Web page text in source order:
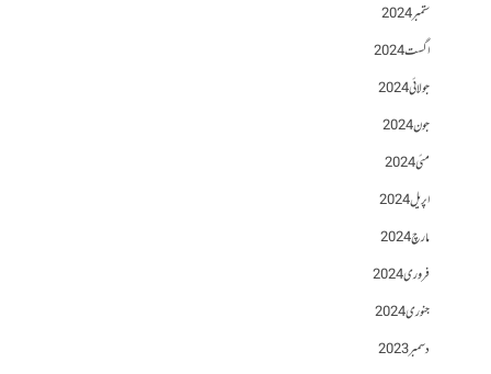
ستمبر 2024
اگست 2024
جولائی 2024
جون 2024
مئی 2024
اپریل 2024
مارچ 2024
فروری 2024
جنوری 2024
دسمبر 2023